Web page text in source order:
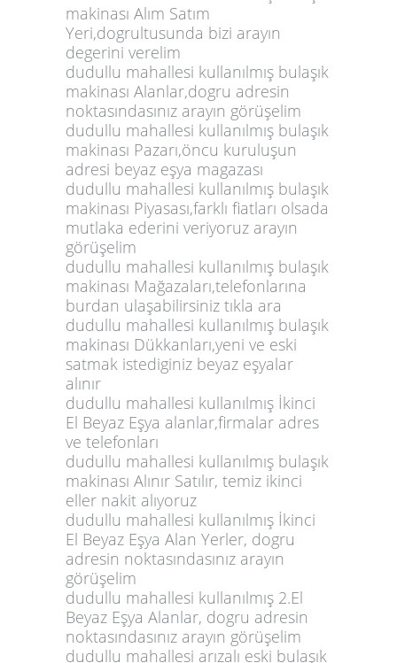
makinası Alım Satım
Yeri,dogrultusunda bizi arayın
degerini verelim
dudullu mahallesi kullanılmış bulaşık
makinası Alanlar,dogru adresin
noktasındasınız arayın görüşelim
dudullu mahallesi kullanılmış bulaşık
makinası Pazarı,öncu kuruluşun
adresi beyaz eşya magazası
dudullu mahallesi kullanılmış bulaşık
makinası Piyasası,farklı fiatları olsada
mutlaka ederini veriyoruz arayın
görüşelim
dudullu mahallesi kullanılmış bulaşık
makinası Mağazaları,telefonlarına
burdan ulaşabilirsiniz tıkla ara
dudullu mahallesi kullanılmış bulaşık
makinası Dükkanları,yeni ve eski
satmak istediginiz beyaz eşyalar
alınır
dudullu mahallesi kullanılmış İkinci
El Beyaz Eşya alanlar,firmalar adres
ve telefonları
dudullu mahallesi kullanılmış bulaşık
makinası Alınır Satılır, temiz ikinci
eller nakit alıyoruz
dudullu mahallesi kullanılmış İkinci
El Beyaz Eşya Alan Yerler, dogru
adresin noktasındasınız arayın
görüşelim
dudullu mahallesi kullanılmış 2.El
Beyaz Eşya Alanlar, dogru adresin
noktasındasınız arayın görüşelim
dudullu mahallesi arızalı eski bulaşık